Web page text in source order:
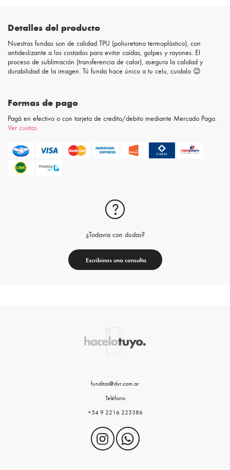
Detalles del producto
Nuestras fundas son de calidad TPU (poliuretano termoplástico), con
antideslizante a los costados para evitar caídas, golpes y rayones. El
proceso de sublimación (transferencia de calor), asegura la calidad y
durabilidad de la imagen. Tú funda hace único a tu celu, cuidalo 😉
Formas de pago
Pagá en efectivo o con tarjeta de credito/debito mediante Mercado Pago.
Ver cuotas
¿Todavia con dudas?
Escribinos una consulta
funditas@dvr.com.ar
Teléfono
+54 9 2216 223386